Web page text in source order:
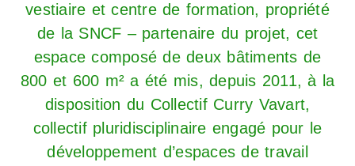
vestiaire et centre de formation, propriété
de la SNCF – partenaire du projet, cet
espace composé de deux bâtiments de
800 et 600 m² a été mis, depuis 2011, à la
disposition du Collectif Curry Vavart,
collectif pluridisciplinaire engagé pour le
développement d’espaces de travail